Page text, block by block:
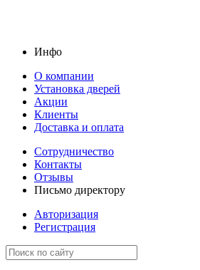
Инфо
О компании
Установка дверей
Акции
Клиенты
Доставка и оплата
Сотрудничество
Контакты
Отзывы
Письмо директору
Авторизация
Регистрация